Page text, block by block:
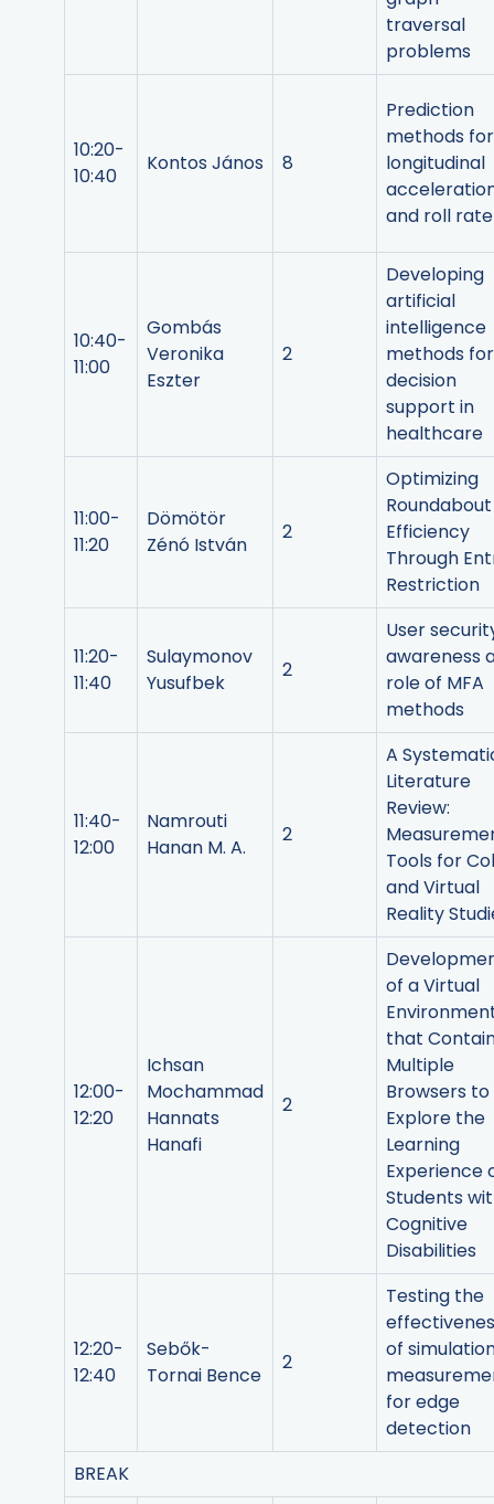
traversal
problems
10:20-
10:40
Kontos János 8
Prediction
methods for
longitudinal
and roll rate
10:40-
11:00
Gombás
Veronika
Eszter
2
Developing
artificial
intelligence
methods for
decision
support in
healthcare
11:00-
11:20
Dömötör
Zénó István
2
Optimizing
Roundabout
Efficiency
Through
Restriction
11:20-
11:40
Sulaymonov
Yusufbek
2
User
awareness
role of MFA
methods
11:40-
12:00
Namrouti
Hanan M. A.
2
A
Literature
Review:
Tools for
and Virtual
Reality
12:00-
12:20
Ichsan
Mochammad
Hannats
Hanafi
2
of a Virtual
that
Multiple
Browsers to
Explore the
Learning
Experience
Students
Cognitive
Disabilities
12:20-
12:40
Sebők-
Tornai Bence
2
Testing the
of
for edge
detection
BREAK